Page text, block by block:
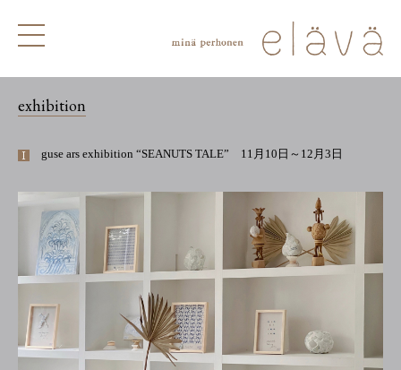
exhibition
guse ars exhibition “SEANUTS TALE” 11月10日～12月3日